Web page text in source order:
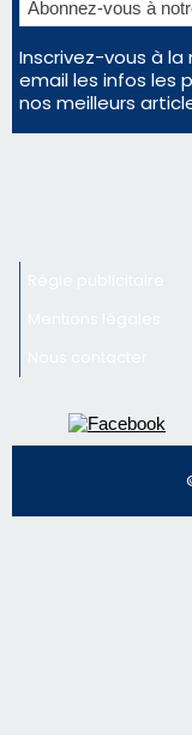
Inscrivez-vous à
email les infos les
nos meilleurs